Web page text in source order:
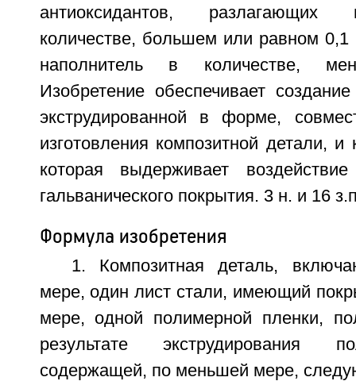
антиоксидантов, разлагающих
количестве, большем или равном
наполнитель в количестве,
Изобретение обеспечивает
экструдированной в форме,
изготовления композитной детали, и
которая выдерживает
гальванического покрытия. 3 н. и 16
Формула изобретения
1. Композитная деталь,
мере, один лист стали, имеющий
мере, одной полимерной пленки,
результате экструдирования
содержащей, по меньшей мере,